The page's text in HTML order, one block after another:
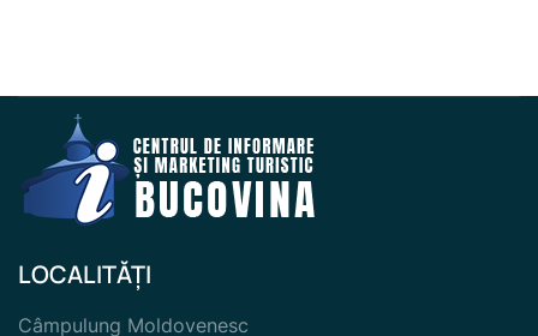
LOCALITĂȚI
Câmpulung Moldovenesc